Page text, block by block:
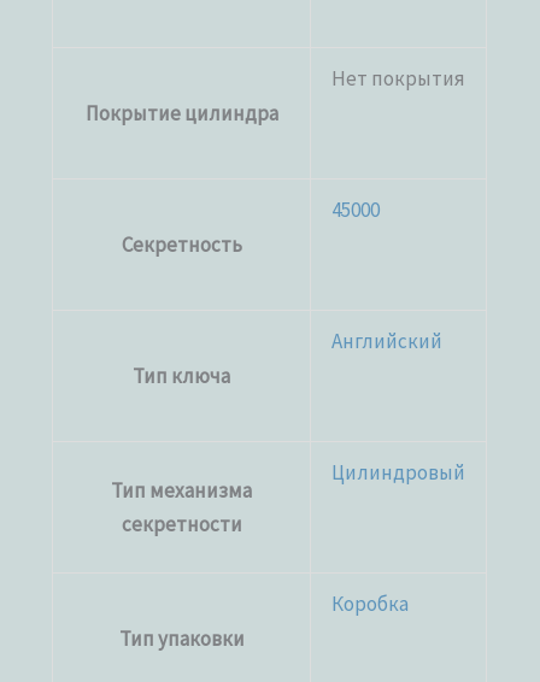
Покрытие цилиндра
Нет покрытия
Секретность
45000
Тип ключа
Английский
Тип механизма
секретности
Цилиндровый
Тип упаковки
Коробка